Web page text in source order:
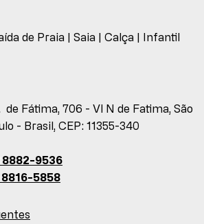
de Praia |Saia |Calça | Infantil
de Fátima, 706 - Vl N de Fatima, São
- Brasil, CEP: 11355-340
8882-9536
8816-5858